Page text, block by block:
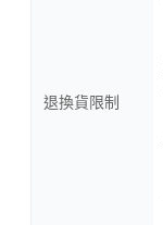
退換貨限制